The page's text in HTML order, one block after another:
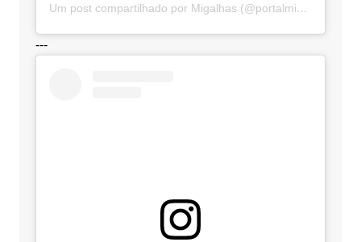
Um post compartilhado por Migalhas (@portalmigalhas)
---